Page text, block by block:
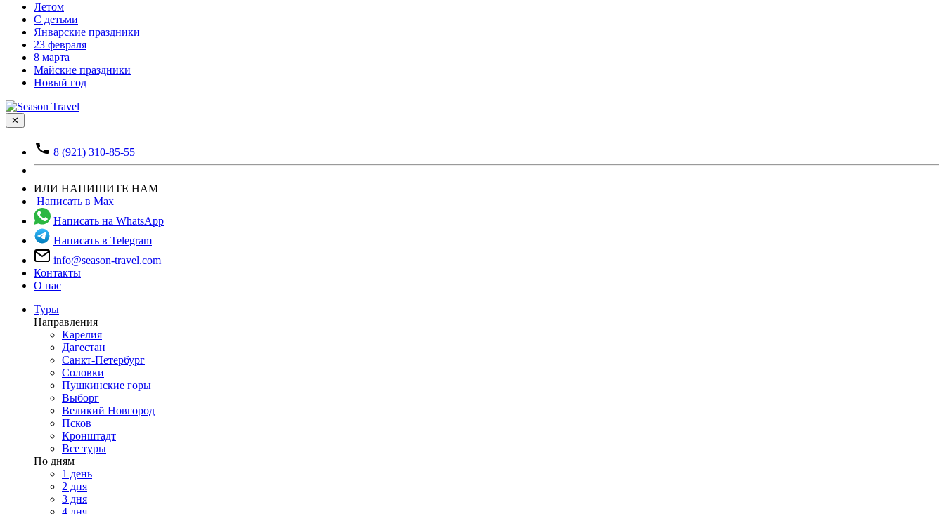
Летом
С детьми
Январские праздники
23 февраля
8 марта
Майские праздники
Новый год
✕
8 (921) 310-85-55
ИЛИ НАПИШИТЕ НАМ
Написать в Max
Написать на WhatsApp
Написать в Telegram
info@season-travel.com
Контакты
О нас
Туры
Направления
Карелия
Дагестан
Санкт-Петербург
Соловки
Пушкинские горы
Выборг
Великий Новгород
Псков
Кронштадт
Все туры
По дням
1 день
2 дня
3 дня